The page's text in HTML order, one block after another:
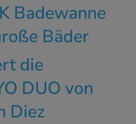
Badewanne
Bäder
die
DUO von
Diez